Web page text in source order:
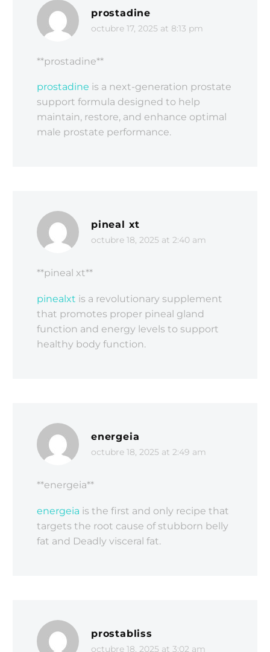
prostadine
octubre 17, 2025 at 8:13 pm
**prostadine**
prostadine is a next-generation prostate
support formula designed to help
maintain, restore, and enhance optimal
male prostate performance.
pineal xt
octubre 18, 2025 at 2:40 am
**pineal xt**
pinealxt is a revolutionary supplement
that promotes proper pineal gland
function and energy levels to support
healthy body function.
energeia
octubre 18, 2025 at 2:49 am
** energeia**
energeia is the first and only recipe that
targets the root cause of stubborn belly
fat and Deadly visceral fat.
prostabliss
octubre 18, 2025 at 3:02 am